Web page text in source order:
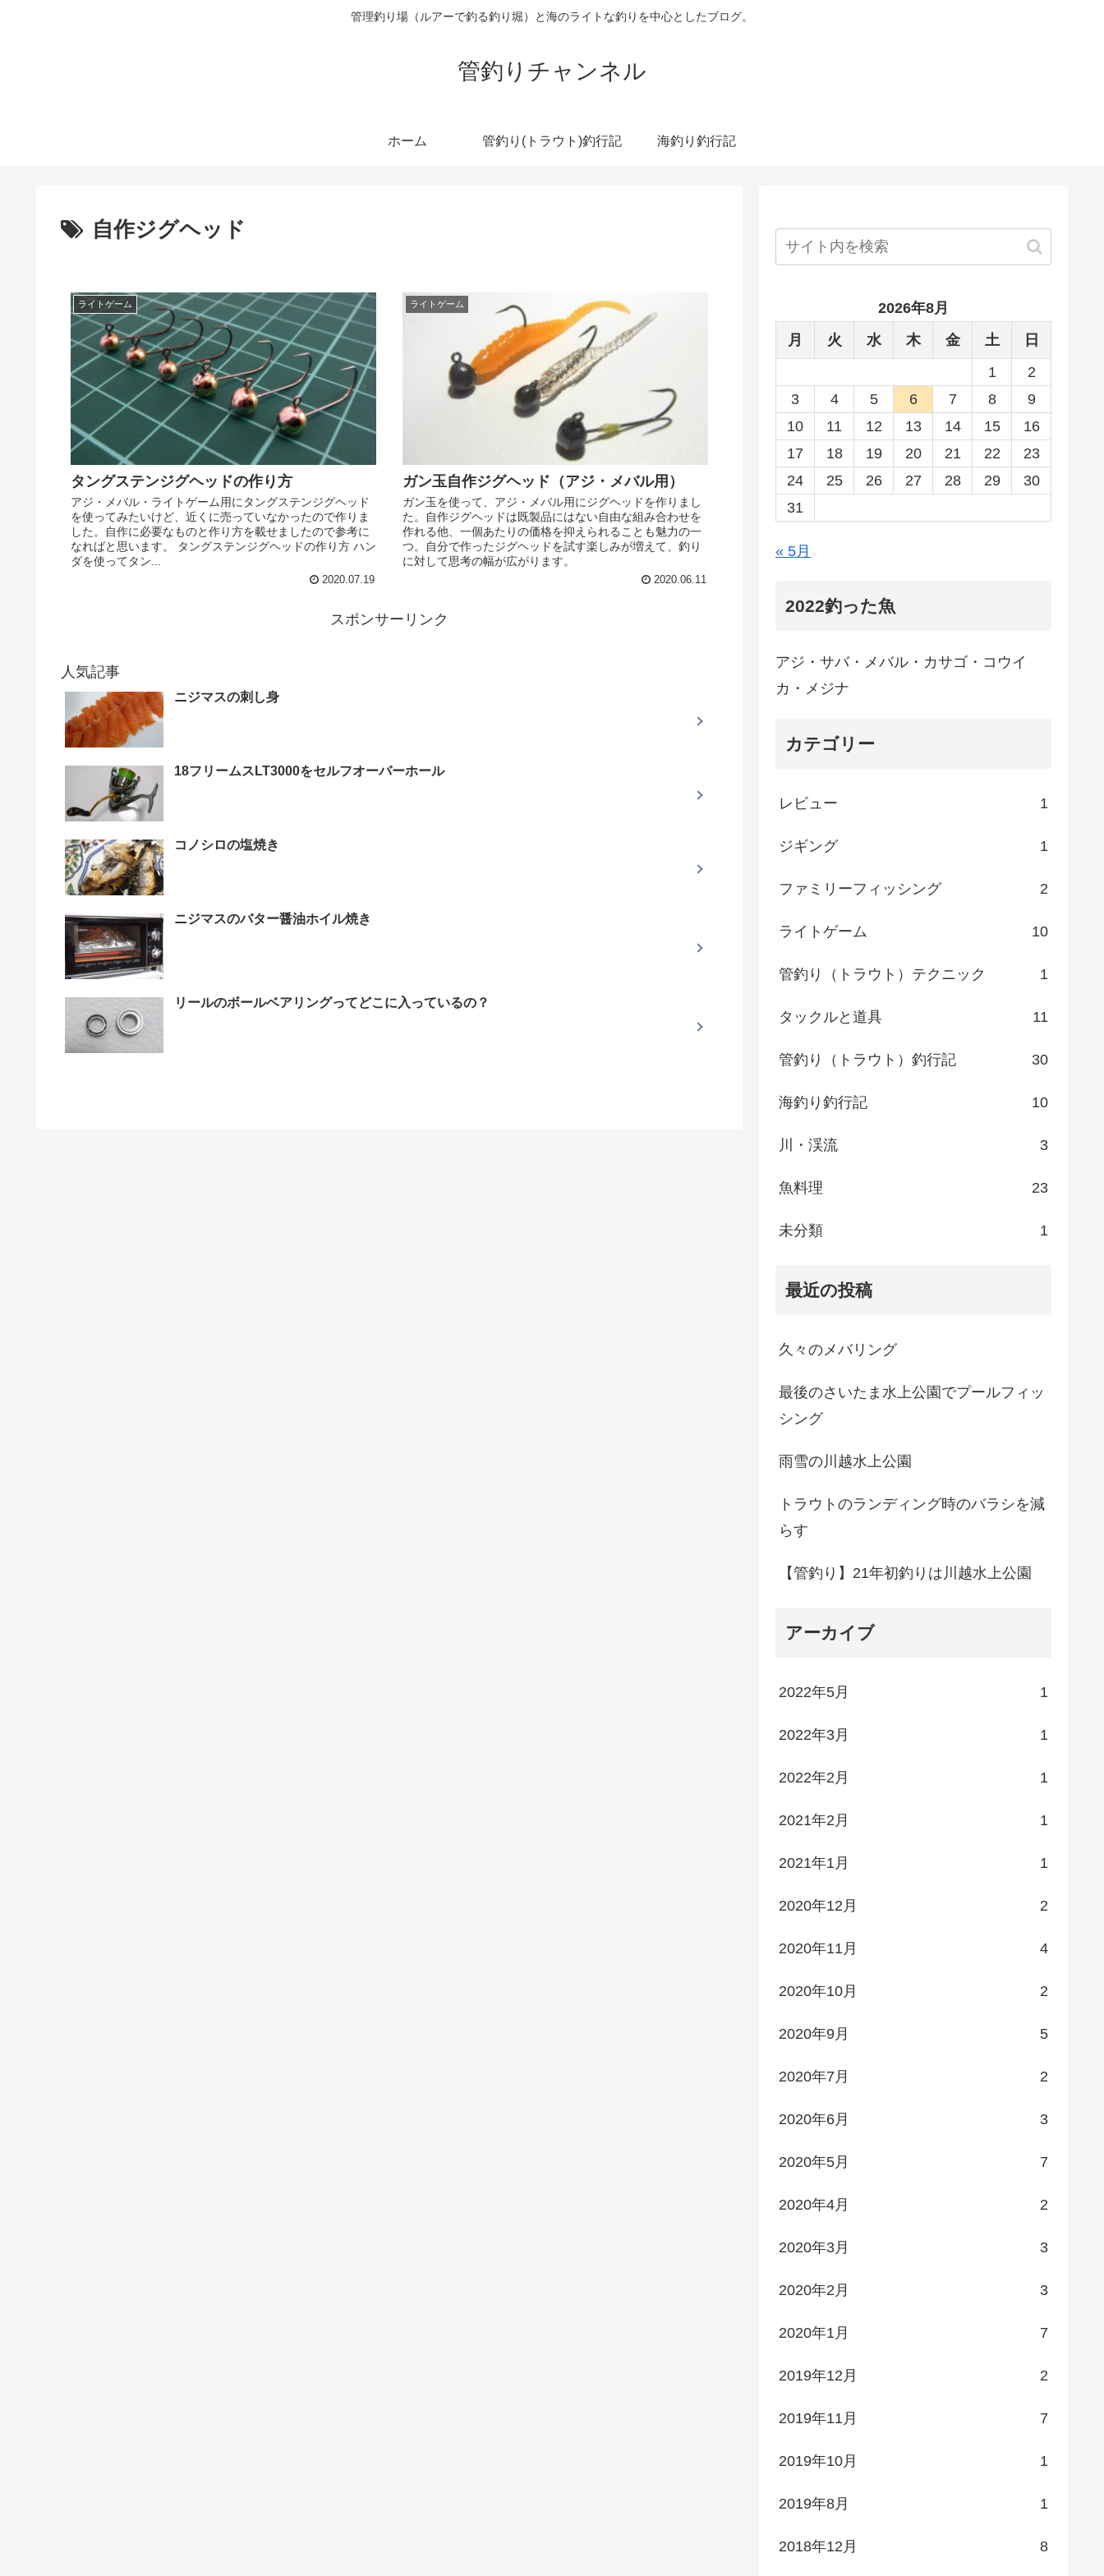
管理釣り場（ルアーで釣る釣り堀）と海のライトな釣りを中心としたブログ。
管釣りチャンネル
ホーム 管釣り(トラウト)釣行記 海釣り釣行記
自作ジグヘッド
ライトゲーム
タングステンジグヘッドの作り方
アジ・メバル・ライトゲーム用にタングステンジグヘッド
を使ってみたいけど、近くに売っていなかったので作りま
した。自作に必要なものと作り方を載せましたので参考に
なればと思います。 タングステンジグヘッドの作り方 ハン
ダを使ってタン...
2020.07.19
ライトゲーム
ガン玉自作ジグヘッド（アジ・メバル用）
ガン玉を使って、アジ・メバル用にジグヘッドを作りまし
た。自作ジグヘッドは既製品にはない自由な組み合わせを
作れる他、一個あたりの価格を抑えられることも魅力の一
つ。自分で作ったジグヘッドを試す楽しみが増えて、釣り
に対して思考の幅が広がります。
2020.06.11
スポンサーリンク
人気記事
ニジマスの刺し身
18フリームスLT3000をセルフオーバーホール
コノシロの塩焼き
ニジマスのバター醤油ホイル焼き
リールのボールベアリングってどこに入っているの？
2026年8月
月
火 水 木 金 土
日
1
2
3
4 5 6 7 8
9
10
11 12 13 14 15
16
17
18 19 20 21 22
23
24
25 26 27 28 29
30
31
« 5月
2022釣った魚
アジ・サバ・メバル・カサゴ・コウイ
カ・メジナ
カテゴリー
レビュー 1
ジギング 1
ファミリーフィッシング 2
ライトゲーム 10
管釣り（トラウト）テクニック 1
タックルと道具 11
管釣り（トラウト）釣行記 30
海釣り釣行記 10
川・渓流 3
魚料理 23
未分類 1
最近の投稿
久々のメバリング
最後のさいたま水上公園でプールフィッ
シング
雨雪の川越水上公園
トラウトのランディング時のバラシを減
らす
【管釣り】21年初釣りは川越水上公園
アーカイブ
2022年5月 1
2022年3月 1
2022年2月 1
2021年2月 1
2021年1月 1
2020年12月 2
2020年11月 4
2020年10月 2
2020年9月 5
2020年7月 2
2020年6月 3
2020年5月 7
2020年4月 2
2020年3月 3
2020年2月 3
2020年1月 7
2019年12月 2
2019年11月 7
2019年10月 1
2019年8月 1
2018年12月 8